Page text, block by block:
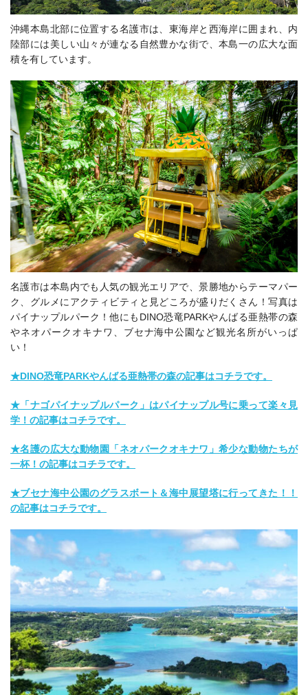
沖縄本島北部に位置する名護市は、東海岸と西海岸に囲まれ、内
陸部には美しい山々が連なる自然豊かな街で、本島一の広大な面
積を有しています。
名護市は本島内でも人気の観光エリアで、景勝地からテーマパー
ク、グルメにアクティビティと見どころが盛りだくさん！写真は
パイナップルパーク！他にもDINO恐竜PARKやんばる亜熱帯の森
やネオパークオキナワ、ブセナ海中公園など観光名所がいっぱ
い！
★DINO恐竜PARKやんばる亜熱帯の森の記事はコチラです。
★「ナゴパイナップルパーク」はパイナップル号に乗って楽々見
学！の記事はコチラです。
★名護の広大な動物園「ネオパークオキナワ」希少な動物たちが
一杯！の記事はコチラです。
★ブセナ海中公園のグラスボート＆海中展望塔に行ってきた！！
の記事はコチラです。